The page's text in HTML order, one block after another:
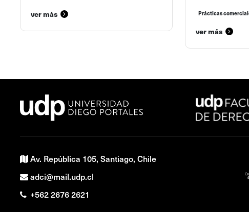
ver más Prácticas
ver más
Av. República 105, Santiago, Chile
adci@mail.udp.cl
+562 2676 2621